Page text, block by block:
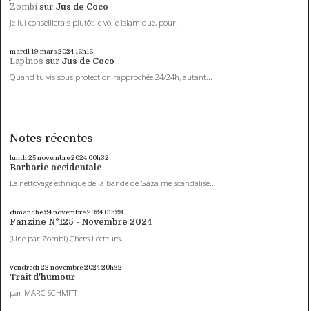
Zombi sur Jus de Coco
Je lui conseillerais plutôt le voile islamique, pour...
mardi 19 mars 202416h16
Lapinos sur Jus de Coco
Quand tu vis sous protection rapprochée 24/24h, autant...
Notes récentes
lundi 25novembre 2024 00h32
Barbarie occidentale
Le nettoyage ethnique de la bande de Gaza me scandalise...
dimanche 24novembre 2024 01h23
Fanzine N°125 - Novembre 2024
(Une par Zombi) Chers Lecteurs, ...
vendredi 22 novembre 202420h32
Trait d'humour
par MARC SCHMITT